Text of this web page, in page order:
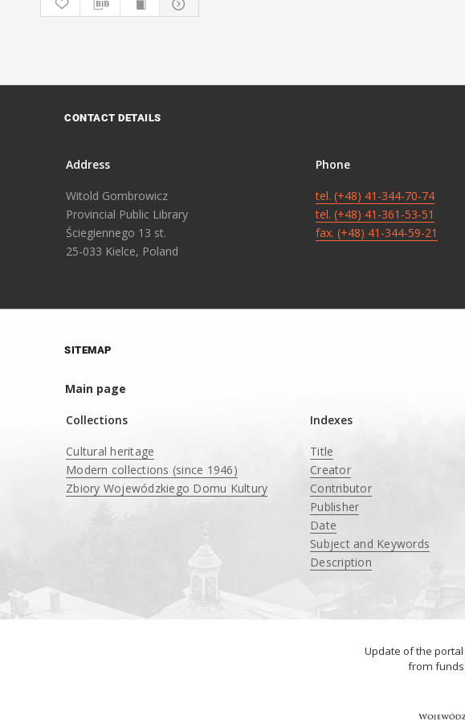
CONTACT DETAILS
Address
Witold Gombrowicz
Provincial Public Library
Ściegiennego 13 st.
25-033 Kielce, Poland
Phone
tel. (+48) 41-344-70-74
tel. (+48) 41-361-53-51
fax. (+48) 41-344-59-21
SITEMAP
Main page
Collections
Cultural heritage
Modern collections (since 1946)
Zbiory Wojewódzkiego Domu Kultury
Indexes
Title
Creator
Contributor
Publisher
Date
Subject and Keywords
Description
Update of the portal
from funds